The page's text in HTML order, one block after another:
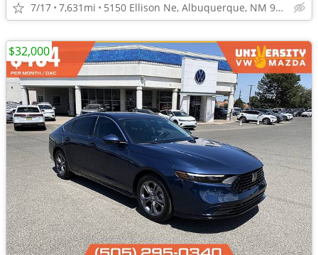
7/17 7,631mi 5150 Ellison Ne, Albuquerque, NM 97109
$32,000